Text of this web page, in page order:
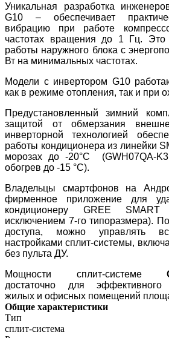
Уникальная разработка
G10 – обеспечивает
вибрацию при работе
частотах вращения до 1 Гц. Это
работы наружного блока с
Вт на минимальных частотах.
Модели с инвертором G10
как в режиме отопления, так и при
Предустановленный зимний
защитой от обмерзания
инверторной технологией
работы кондиционера из линейки
морозах до -20°С (GWH07QA-
обогрев до -15 °С).
Владельцы смартфонов на
фирменное приложение для
кондиционеру GREE
исключением 7-го типоразмера).
доступа, можно управлять
настройками сплит-системы,
без пульта ДУ.
Мощности сплит-системе
достаточно для эффективного
жилых и офисных помещений
Общие характеристики
Тип
сплит-система